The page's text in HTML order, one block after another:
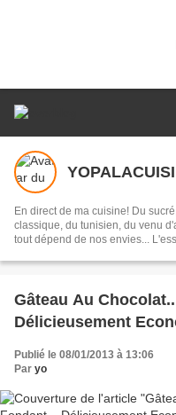
En direct de ma cuisine! Du
classique, du tunisien, du venu
tout dépend de nos envies...
Gâteau Au
Délicieusement
Publié le 08/01/2013 à 13:06
Par yo